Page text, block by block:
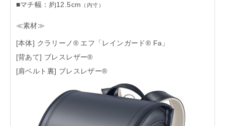
■マチ幅：約12.5cm
（内寸）
≪素材≫
[本体] クラリーノ® エフ「レインガード® Fa」
[背あて] ブレスレザー®
[肩ベルト裏] ブレスレザー®